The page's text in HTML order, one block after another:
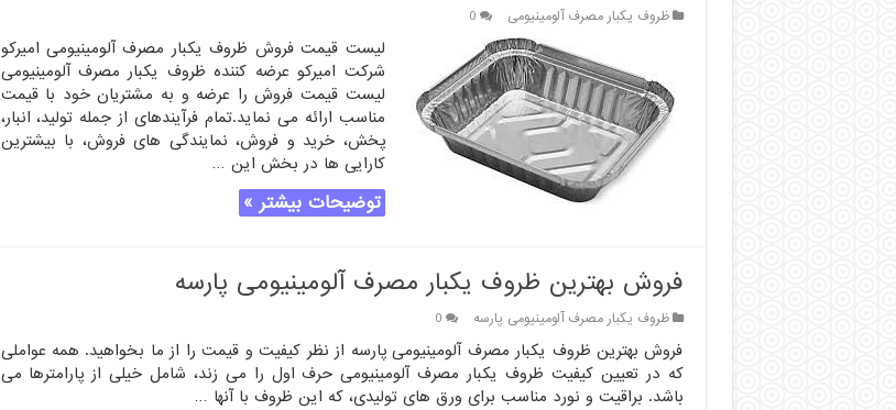
ظروف یکبار مصرف آلومینیومی 0
لیست قیمت فروش ظروف یکبار مصرف آلومینیومی امیرکو
شرکت امیرکو عرضه کننده ظروف یکبار مصرف آلومینیومی
لیست قیمت فروش را عرضه و به مشتریان خود با قیمت
مناسب ارائه می نماید.تمام فرآیندهای از جمله تولید، انبار،
پخش، خرید و فروش، نمایندگی های فروش، با بیشترین
کارایی ها در بخش این …
توضیحات بیشتر »
فروش بهترین ظروف یکبار مصرف آلومینیومی پارسه
ظروف یکبار مصرف آلومینیومی پارسه 0
فروش بهترین ظروف یکبار مصرف آلومینیومی پارسه از نظر کیفیت و قیمت را از ما بخواهید. همه عواملی
که در تعیین کیفیت ظروف یکبار مصرف آلومینیومی حرف اول را می زند، شامل خیلی از پارامترها می
باشد. براقیت و نورد مناسب برای ورق های تولیدی، که این ظروف با آنها …